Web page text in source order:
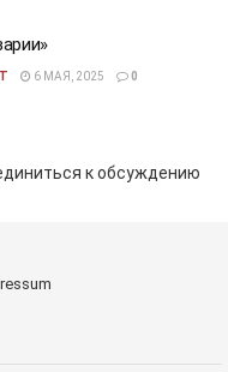
6 МАЯ, 2025 0
к обсуждению